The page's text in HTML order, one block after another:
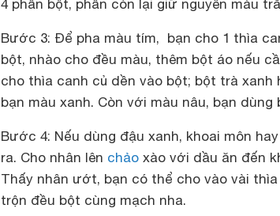
4 phần bột, phần còn lại giữ nguyên màu
Bước 3: Để pha màu tím, bạn cho 1 thìa
bột, nhào cho đều màu, thêm bột áo nếu
cho thìa canh củ dền vào bột; bột trà
bạn màu xanh. Còn với màu nâu, bạn
Bước 4: Nếu dùng đậu xanh, khoai môn
ra. Cho nhân lên chảo xào với dầu ăn đến
Thấy nhân ướt, bạn có thể cho vào vài
trộn đều bột cùng mạch nha.